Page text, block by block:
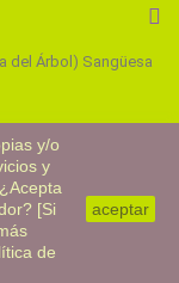
del Árbol) Sangüesa
y/o
y
[Si
de
aceptar